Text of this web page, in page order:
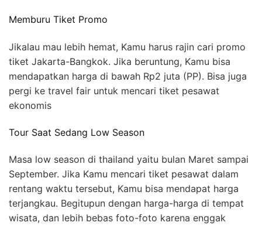
Memburu Tiket Promo
Jikalau mau lebih hemat, Kamu harus rajin cari promo
tiket Jakarta-Bangkok. Jika beruntung, Kamu bisa
mendapatkan harga di bawah Rp2 juta (PP). Bisa juga
pergi ke travel fair untuk mencari tiket pesawat
ekonomis
Tour Saat Sedang Low Season
Masa low season di thailand yaitu bulan Maret sampai
September. Jika Kamu mencari tiket pesawat dalam
rentang waktu tersebut, Kamu bisa mendapat harga
terjangkau. Begitupun dengan harga-harga di tempat
wisata, dan lebih bebas foto-foto karena enggak